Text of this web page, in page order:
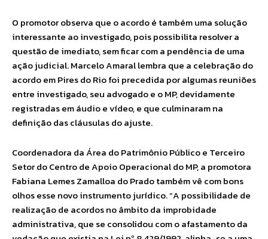
O promotor observa que o acordo é também uma solução
interessante ao investigado, pois possibilita resolver a
questão de imediato, sem ficar com a pendência de uma
ação judicial. Marcelo Amaral lembra que a celebração do
acordo em Pires do Rio foi precedida por algumas reuniões
entre investigado, seu advogado e o MP, devidamente
registradas em áudio e vídeo, e que culminaram na
definição das cláusulas do ajuste.
Coordenadora da Área do Patrimônio Público e Terceiro
Setor do Centro de Apoio Operacional do MP, a promotora
Fabiana Lemes Zamalloa do Prado também vê com bons
olhos esse novo instrumento jurídico. “A possibilidade de
realização de acordos no âmbito da improbidade
administrativa, que se consolidou com o afastamento da